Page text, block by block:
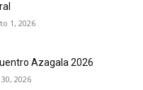
1, 2026
Azagala 2026
2026